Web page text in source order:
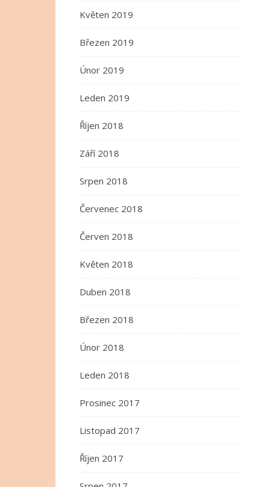
Květen 2019
Březen 2019
Únor 2019
Leden 2019
Říjen 2018
Září 2018
Srpen 2018
Červenec 2018
Červen 2018
Květen 2018
Duben 2018
Březen 2018
Únor 2018
Leden 2018
Prosinec 2017
Listopad 2017
Říjen 2017